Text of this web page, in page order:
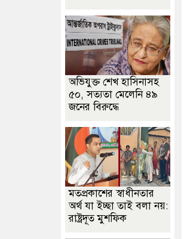
অভিযুক্ত শেখ হাসিনাসহ
৫০, সত্যতা মেলেনি ৪৯
জনের বিরুদ্ধে
মতপ্রকাশের স্বাধীনতার
অর্থ যা ইচ্ছা তাই বলা নয়:
রাষ্ট্রদূত মুশফিক